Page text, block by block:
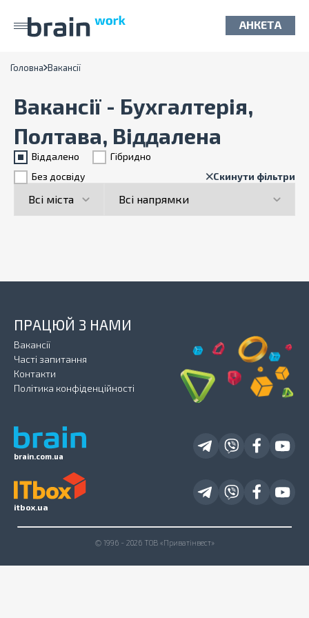
АНКЕТА
Головна Вакансії
Вакансії - Бухгалтерія,
Полтава, Віддалена
Віддалено
Гiбридно
Без досвіду
Скинути фільтри
brain.com.ua
ПРАЦЮЙ З НАМИ
Вакансії
Часті запитання
Контакти
Політика конфіденційності
itbox.ua
© 1996 - 2026 ТОВ «Приватінвест»